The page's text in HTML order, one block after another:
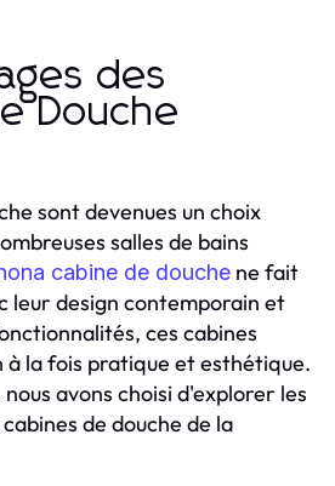
des
Douche
sont devenues un choix
salles de bains
cabine de douche ne fait
leur design contemporain et
ces cabines
la fois pratique et esthétique.
avons choisi d'explorer les
de douche de la